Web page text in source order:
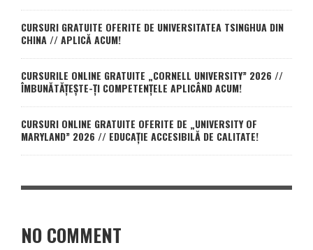
CURSURI GRATUITE OFERITE DE UNIVERSITATEA TSINGHUA DIN
CHINA // APLICĂ ACUM!
CURSURILE ONLINE GRATUITE „CORNELL UNIVERSITY” 2026 //
ÎMBUNĂTĂȚEȘTE-ȚI COMPETENȚELE APLICÂND ACUM!
CURSURI ONLINE GRATUITE OFERITE DE „UNIVERSITY OF
MARYLAND” 2026 // EDUCAȚIE ACCESIBILĂ DE CALITATE!
NO COMMENT